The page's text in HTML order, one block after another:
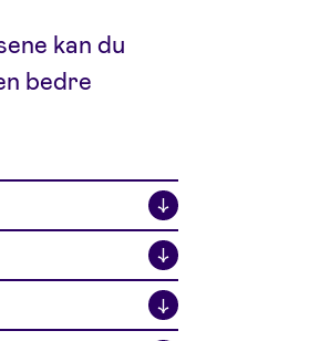
kan du
bedre
↓
↓
↓